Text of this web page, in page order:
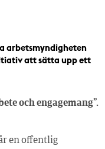
arbetsmyndigheten
att sätta upp ett
och engagemang”.
en offentlig